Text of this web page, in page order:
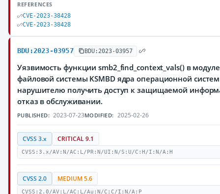
REFERENCES
CVE-2023-38428
CVE-2023-38428
BDU:2023-03957 BDU:2023-03957
Уязвимость функции smb2_find_context_vals() в
файловой системы KSMBD ядра операционной
нарушителю получить доступ к защищаемой
отказ в обслуживании.
PUBLISHED: 2023-07-23MODIFIED: 2025-02-26
CVSS 3.x CRITICAL 9.1
CVSS:3.x/AV:N/AC:L/PR:N/UI:N/S:U/C:H/I:N/A:H
CVSS 2.0 MEDIUM 5.6
CVSS:2.0/AV:L/AC:L/Au:N/C:C/I:N/A:P